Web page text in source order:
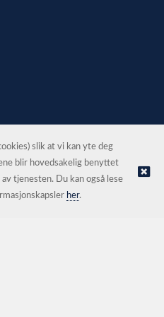
levert av Kréatif
slik at vi kan yte deg
blir hovedsakelig benyttet
tjenesten. Du kan også lese
her.